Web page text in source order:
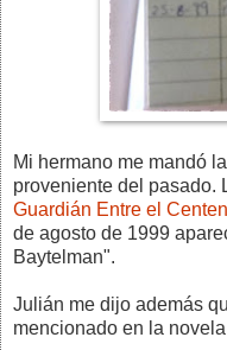
Mi hermano me mandó
proveniente del pasado.
Guardián Entre el
de agosto de 1999
Baytelman".
Julián me dijo además
mencionado en la novela